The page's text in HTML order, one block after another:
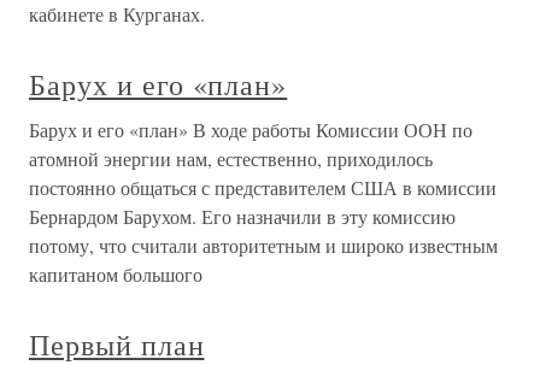
кабинете в Курганах.
Барух и его «план»
Барух и его «план» В ходе работы Комиссии ООН по
атомной энергии нам, естественно, приходилось
постоянно общаться с представителем США в комиссии
Бернардом Барухом. Его назначили в эту комиссию
потому, что считали авторитетным и широко известным
капитаном большого
Первый план